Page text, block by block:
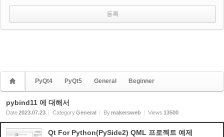
PyQt4 PyQt5 General Beginner
pybind11 에 대해서
Date2023.07.23 CategoryGeneral Bymakersweb Views 13500
Qt For Python(PySide2) QML 프로젝트 예제